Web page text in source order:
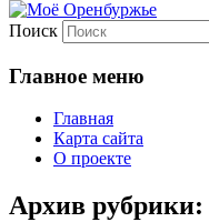
Поиск
Главное меню
Главная
Карта сайта
О проекте
Архив рубрики: